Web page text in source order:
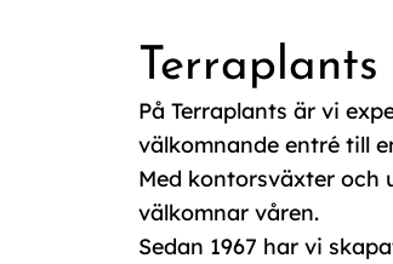
På Terraplants är vi
välkomnande entré till
Med kontorsväxter och
välkomnar våren.
Sedan 1967 har vi